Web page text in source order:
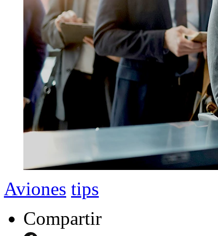
Aviones tips
Compartir